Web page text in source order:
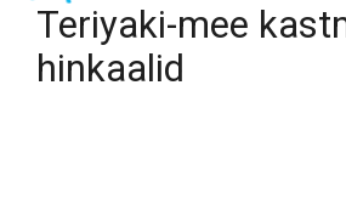
Teriyaki-mee
hinkaalid